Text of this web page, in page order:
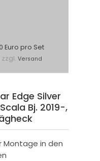
Euro pro Set
zzgl. Versand
Edge Silver
Bj. 2019-,
Montage in den